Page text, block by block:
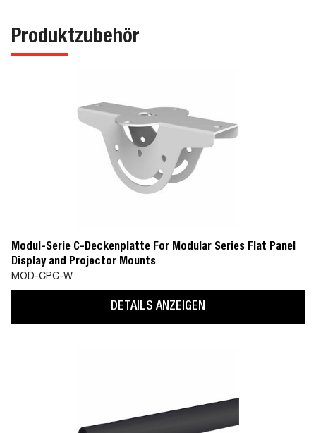
Produktzubehör
Modul-Serie C-Deckenplatte For Modular Series Flat Panel
Display and Projector Mounts
MOD-CPC-W
DETAILS ANZEIGEN